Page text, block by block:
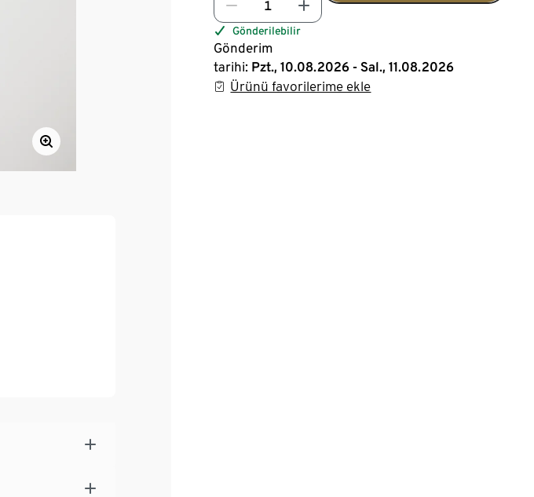
Gönderilebilir
Gönderim
tarihi: Pzt., 10.08.2026 - Sal., 11.08.2026
Ürünü favorilerime ekle